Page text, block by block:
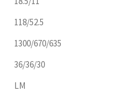
118/52.5
1300/670/635
36/36/30
LM